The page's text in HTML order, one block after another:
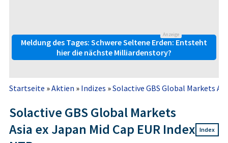
Anzeige
Meldung des Tages: Schwere Seltene Erden: Entsteht
hier die nächste Milliardenstory?
Startseite »Aktien » Indizes »Solactive GBS Global Markets
Solactive GBS Global Markets
Asia ex Japan Mid Cap EUR Index Index